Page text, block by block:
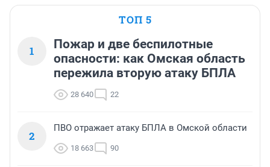
ТОП 5
1
Пожар и две беспилотные
опасности: как Омская область
пережила вторую атаку БПЛА
28 640 22
2
ПВО отражает атаку БПЛА в Омской области
18 663 90